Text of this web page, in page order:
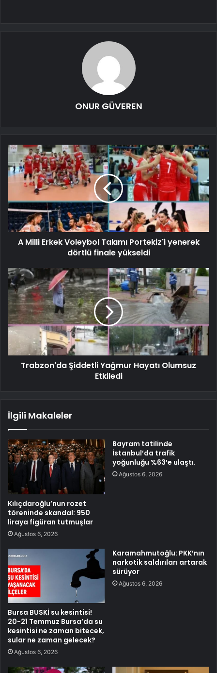
ONUR GÜVEREN
A Milli Erkek Voleybol Takımı Portekiz'i yenerek
dörtlü finale yükseldi
Trabzon'da Şiddetli Yağmur Hayatı Olumsuz
Etkiledi
İlgili Makaleler
Kılıçdaroğlu’nun rozet
töreninde skandal: 950
liraya figüran tutmuşlar
Ağustos 6, 2026
Bayram tatilinde
İstanbul’da trafik
yoğunluğu %63’e ulaştı.
Ağustos 6, 2026
Bursa BUSKİ su kesintisi!
20-21 Temmuz Bursa’da su
kesintisi ne zaman bitecek,
sular ne zaman gelecek?
Ağustos 6, 2026
Karamahmutoğlu: PKK’nın
narkotik saldırıları artarak
sürüyor
Ağustos 6, 2026